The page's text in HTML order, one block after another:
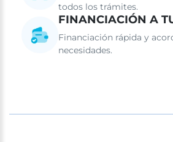
todos los trámites.
FINANCIACIÓN A
Financiación rápida y
necesidades.